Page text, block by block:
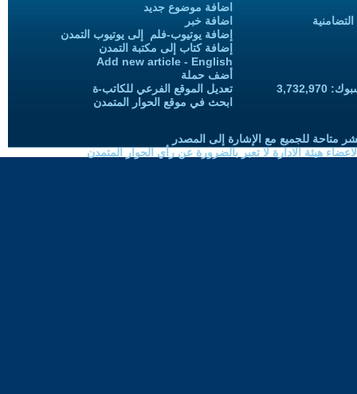
اضافة موضوع جديد
اضافة خبر
إضافة يوتيوب-فلم إلى يوتيوب التمدن
إضافة كتاب إلى مكتبة التمدن
Add new article - English
أضف حملة
تعديل الموقع الفرعي للكاتب-ة
ابحث في موقع الحوار المتمدن
متاحة للجميع مع الإشارة إلى المصدر
هيئة الادارة لا تعبر بالضرورة عن رأي الحوار المتمدن